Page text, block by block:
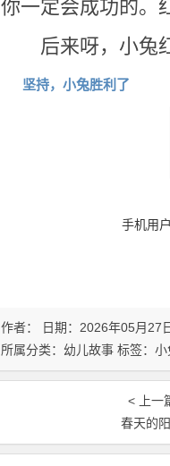
你一定会成功的。
后来呀，小兔
坚持，小兔胜利了
手机用
作者： 日期：2026年05月27
所属分类： 幼儿故事 标签： 小
< 上一
春天的